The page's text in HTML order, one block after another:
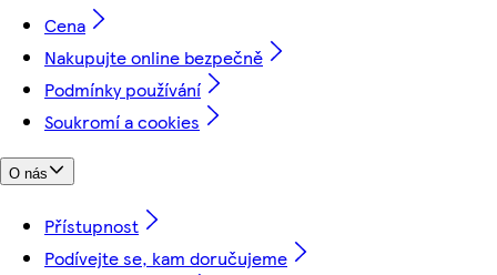
Cena
Nakupujte online bezpečně
Podmínky používání
Soukromí a cookies
O nás
Přístupnost
Podívejte se, kam doručujeme